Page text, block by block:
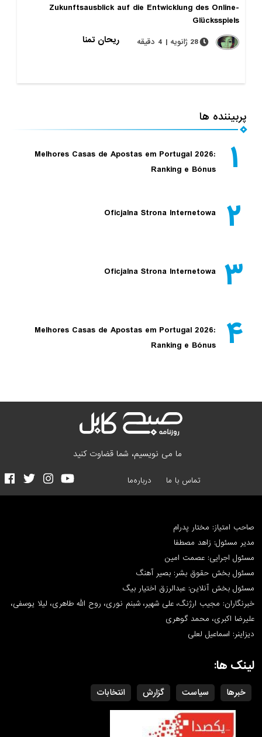
Zukunftsausblick auf die Entwicklung des Online-
Glücksspiels
ریحان تمنا
28 ژانویه | 4 دقیقه
پربیننده ها
۱
Melhores Casas de Apostas em Portugal 2026:
Ranking e Bónus
۲ Oficjalna Strona Internetowa
۳ Oficjalna Strona Internetowa
۴
Melhores Casas de Apostas em Portugal 2026:
Ranking e Bónus
ما می نویسیم، شما قضاوت کنید
تماس با ما درباره‌ما
صاحب امتیاز: مختار پدرام
مدیر مسئول: زاهد مصطفا
مسئول اجرایی: عصمت امین
مسئول بخش حقوق بشر: بصیر آهنگ
مسئول بخش آنلاین: عبدالرزق اختیار بیگ
خبرنگاران: مجیب ارژنگ، علی شهیر، شبنم نوری، روح الله طاهری، لیلا یوسفی،
علیرضا اکبری، محمد گوهری
دیزاینر: اسماعیل لعلی
لینک ها:
خبرها سیاست گزارش انتخابات